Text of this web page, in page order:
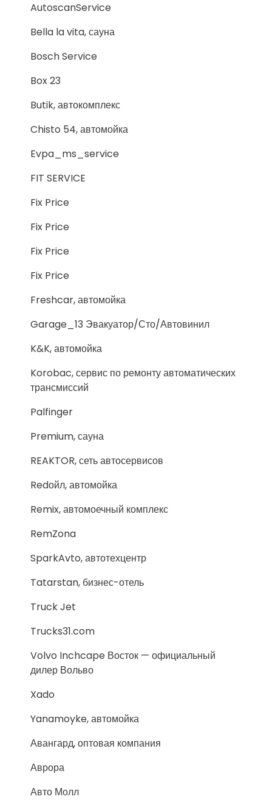
AutoscanService
Bella la vita, сауна
Bosch Service
Box 23
Butik, автокомплекс
Chisto 54, автомойка
Evpa_ms_service
FIT SERVICE
Fix Price
Fix Price
Fix Price
Fix Price
Freshcar, автомойка
Garage_13 Эвакуатор/Сто/Автовинил
K&K, автомойка
Korobac, сервис по ремонту автоматических
трансмиссий
Palfinger
Premium, сауна
REAKTOR, сеть автосервисов
Redойл, автомойка
Remix, автомоечный комплекс
RemZona
SparkAvto, автотехцентр
Tatarstan, бизнес-отель
Truck Jet
Trucks31.com
Volvo Inchcape Восток — официальный
дилер Вольво
Xado
Yanamoyke, автомойка
Авангард, оптовая компания
Аврора
Авто Молл